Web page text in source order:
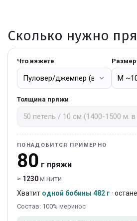
Сколько нужно
Что вяжете Размер
Толщина пряжи
ПОНАДОБИТСЯ ПРИМЕРНО
80 г пряжи
≈ 1230м нити
Хватит одной бобины 482 г ·
Состав: 100% меринос